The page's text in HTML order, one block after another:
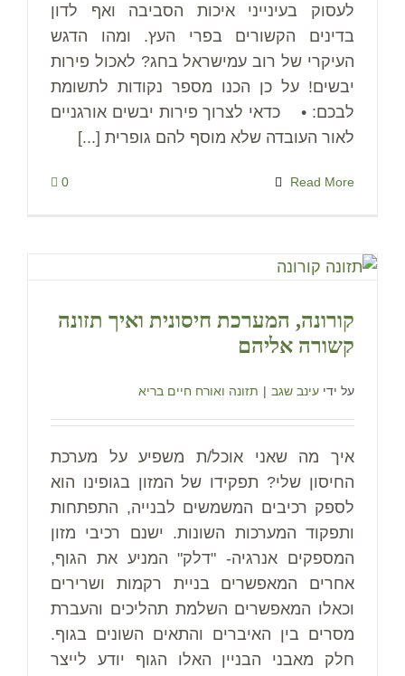
לעסוק בעינייני איכות הסביבה ואף לדון
בדינים הקשורים בפרי העץ. ומהו הדגש
העיקרי של רוב עמישראל בחג? לאכול פירות
יבשים! על כן הכנו מספר נקודות לתשומת
לבכם: • כדאי לצרוך פירות יבשים אורגניים
לאור העובדה שלא מוסף להם גופרית [...]
Read More
0
קורונה, המערכת חיסונית ואיך תזונה
קשורה אליהם
על ידי עינב שגב | תזונה ואורח חיים בריא
איך מה שאני אוכל/ת משפיע על מערכת
החיסון שלי? תפקידו של המזון בגופינו הוא
לספק רכיבים המשמשים לבנייה, התפתחות
ותפקוד המערכות השונות. ישנם רכיבי מזון
המספקים אנרגיה- "דלק" המניע את הגוף,
אחרים המאפשרים בניית רקמות ושרירים
וכאלו המאפשרים השלמת תהליכים והעברת
מסרים בין האיברים והתאים השונים בגוף.
חלק מאבני הבניין האלו הגוף יודע לייצר